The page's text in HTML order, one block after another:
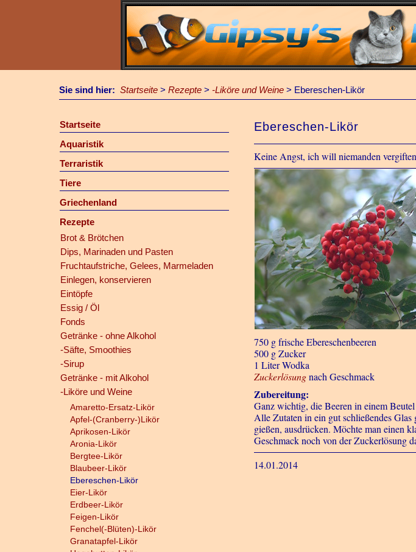
Sie sind hier: Startseite > Rezepte > -Liköre und Weine > Ebereschen-Likör
Startseite
Aquaristik
Terraristik
Tiere
Griechenland
Rezepte
Brot & Brötchen
Dips, Marinaden und Pasten
Fruchtaufstriche, Gelees, Marmeladen
Einlegen, konservieren
Eintöpfe
Essig / Öl
Fonds
Getränke - ohne Alkohol
-Säfte, Smoothies
-Sirup
Getränke - mit Alkohol
-Liköre und Weine
Amaretto-Ersatz-Likör
Apfel-(Cranberry-)Likör
Aprikosen-Likör
Aronia-Likör
Bergtee-Likör
Blaubeer-Likör
Ebereschen-Likör
Eier-Likör
Erdbeer-Likör
Feigen-Likör
Fenchel(-Blüten)-Likör
Granatapfel-Likör
Ebereschen-Likör
Keine Angst, ich will niemanden
750 g frische Ebereschenbeeren
500 g Zucker
1 Liter Wodka
Zuckerlösungnach Geschmack
Zubereitung:
Ganz wichtig, die Beeren in einem
Alle Zutaten in ein gut schließendes
gießen, ausdrücken. Möchte man einen
Geschmack noch von der Zuckerlösung
14.01.2014